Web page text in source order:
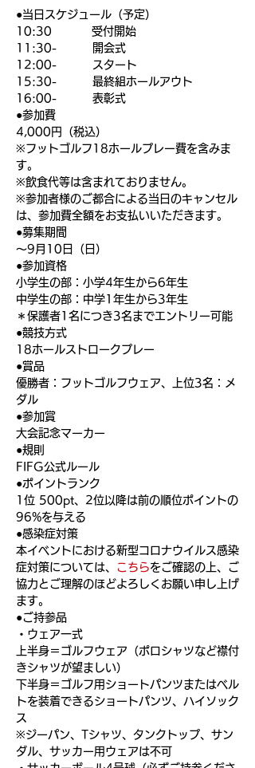
●当日スケジュール（予定）
10:30          受付開始
11:30-         開会式
12:00-         スタート
15:30-         最終組ホールアウト
16:00-         表彰式
●参加費
4,000円（税込）
※フットゴルフ18ホールプレー費を含みま
す。
※飲食代等は含まれておりません。
※参加者様のご都合による当日のキャンセル
は、参加費全額をお支払いいただきます。
●募集期間
〜9月10日（日）
●参加資格
小学生の部：小学4年生から6年生
中学生の部：中学1年生から3年生
＊保護者1名につき3名までエントリー可能
●競技方式
18ホールストロークプレー
●賞品
優勝者：フットゴルフウェア、上位3名：メ
ダル
●参加賞
大会記念マーカー
●規則
FIFG公式ルール
●ポイントランク
1位 500pt、2位以降は前の順位ポイントの
96%を与える
●感染症対策
本イベントにおける新型コロナウイルス感染
症対策については、 こちらをご確認の上、ご
協力とご理解のほどよろしくお願い申し上げ
ます。
●ご持参品
・ウェア一式
上半身＝ゴルフウェア（ポロシャツなど襟付
きシャツが望ましい）
下半身＝ゴルフ用ショートパンツまたはベル
トを装着できるショートパンツ、ハイソック
ス
※ジーパン、Tシャツ、タンクトップ、サン
ダル、サッカー用ウェアは不可